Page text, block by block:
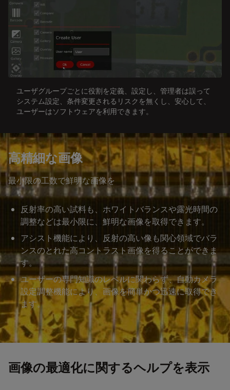
ユーザグループごとに役割を定義、設定し、管理者は誤って
システム設定、条件変更されるリスクを無くし、安心して、
ユーザーはソフトウェアを利用できます。
高精細な画像
最小限の工数で鮮明な画像を
反射率の高い試料も、ホワイトバランスや露光時間の
調整などは最小限に、鮮明な画像を取得できます。
アシスト機能により、反射の高い像も関心領域でバラ
ンスのとれた高コントラスト画像を得ることができま
す。
ユーザーの専門知識のレベルに関わらず、自動カメラ
設定調整機能により、画像を簡単かつ迅速に取得でき
ます。
画像の最適化に関するヘルプを表示